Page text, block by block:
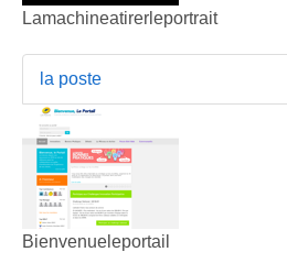
Lamachineatirerleportrait
la poste
Bienvenueleportail